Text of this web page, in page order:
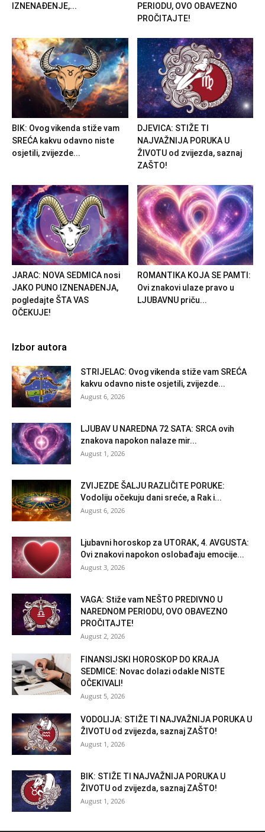
IZNENAĐENJE,...
PERIODU, OVO OBAVEZNO
PROČITAJTE!
BIK: Ovog vikenda stiže vam
SREĆA kakvu odavno niste
osjetili, zvijezde...
DJEVICA: STIŽE TI
NAJVAŽNIJA PORUKA U
ŽIVOTU od zvijezda, saznaj
ZAŠTO!
JARAC: NOVA SEDMICA nosi
JAKO PUNO IZNENAĐENJA,
pogledajte ŠTA VAS
OČEKUJE!
ROMANTIKA KOJA SE PAMTI:
Ovi znakovi ulaze pravo u
LJUBAVNU priču...
Izbor autora
STRIJELAC: Ovog vikenda stiže vam SREĆA
kakvu odavno niste osjetili, zvijezde...
August 6, 2026
LJUBAV U NAREDNA 72 SATA: SRCA ovih
znakova napokon nalaze mir...
August 1, 2026
ZVIJEZDE ŠALJU RAZLIČITE PORUKE:
Vodoliju očekuju dani sreće, a Rak i...
August 6, 2026
Ljubavni horoskop za UTORAK, 4. AVGUSTA:
Ovi znakovi napokon oslobađaju emocije...
August 3, 2026
VAGA: Stiže vam NEŠTO PREDIVNO U
NAREDNOM PERIODU, OVO OBAVEZNO
PROČITAJTE!
August 2, 2026
FINANSIJSKI HOROSKOP DO KRAJA
SEDMICE: Novac dolazi odakle NISTE
OČEKIVALI!
August 5, 2026
VODOLIJA: STIŽE TI NAJVAŽNIJA PORUKA U
ŽIVOTU od zvijezda, saznaj ZAŠTO!
August 1, 2026
BIK: STIŽE TI NAJVAŽNIJA PORUKA U
ŽIVOTU od zvijezda, saznaj ZAŠTO!
August 1, 2026